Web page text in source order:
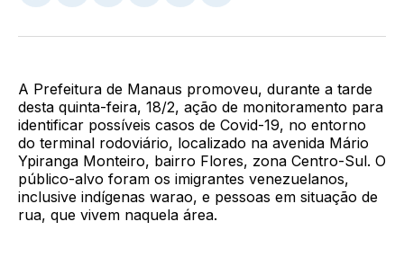
BlueSkyTwitterFacebook
LinkedInWhatsApp
Email
A Prefeitura de Manaus promoveu, durante a tarde
desta quinta-feira, 18/2, ação de monitoramento para
identificar possíveis casos de Covid-19, no entorno
do terminal rodoviário, localizado na avenida Mário
Ypiranga Monteiro, bairro Flores, zona Centro-Sul. O
público-alvo foram os imigrantes venezuelanos,
inclusive indígenas warao, e pessoas em situação de
rua, que vivem naquela área.